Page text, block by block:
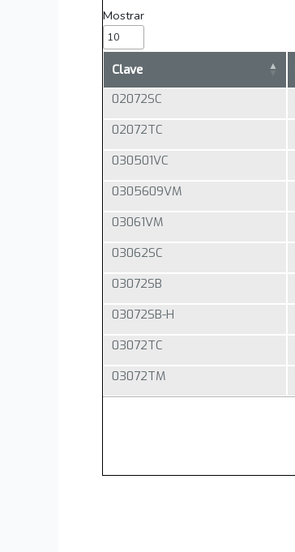
Mostrar
Clave
02072SC
02072TC
030501VC
0305609VM
03061VM
03062SC
03072SB
03072SB-H
03072TC
03072TM